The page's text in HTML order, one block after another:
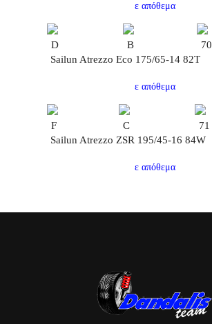
ε απόθεμα
D B
70
Sailun Atrezzo Eco 175/65-14 82T
ε απόθεμα
F C
71
Sailun Atrezzo ZSR 195/45-16 84W
ε απόθεμα